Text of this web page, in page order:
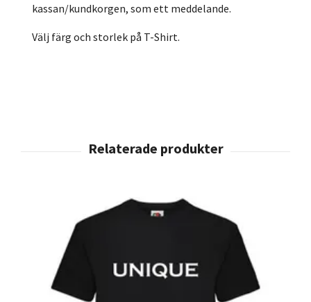
kassan/kundkorgen, som ett meddelande.
Välj färg och storlek på T-Shirt.